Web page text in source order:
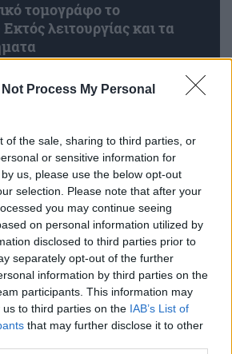
Not Process My Personal
of the sale, sharing to third parties, or
or sensitive information for
us, please use the below opt-out
selection. Please note that after your
you may continue seeing
on personal information utilized by
disclosed to third parties prior to
separately opt-out of the further
information by third parties on the
participants. This information may
to third parties on the IAB’s List of
that may further disclose it to other
τομογράφο το
λειτουργίας και τα
της υποχρεωτικής
διαγνωστικών
Ψηφιακό Αποθετήριο